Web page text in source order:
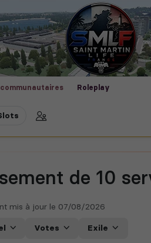
Roleplay
de 10
mis à jour le 07/08/2026
Votes Exile